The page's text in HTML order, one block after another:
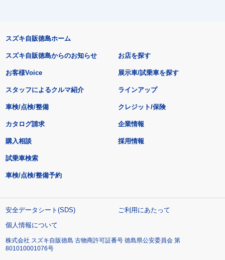
スズキ自販徳島ホーム
スズキ自販徳島からのお知らせ
お客様Voice
スタッフによるクルマ紹介
お店を探す
展示車/試乗車を探す
ラインアップ
車検/点検/整備 クレジット/保険
カタログ請求
購入相談
試乗車検索
車検/点検/整備予約
企業情報
採用情報
安全データシート(SDS)
ご利用にあたって
個人情報について
株式会社 スズキ自販徳島 古物商許可証番号 徳島県公安委員会 第
801010001076号